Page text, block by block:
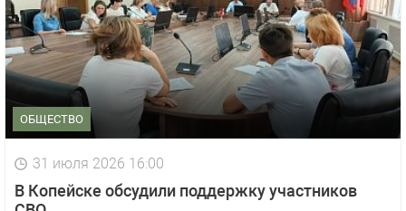
ОБЩЕСТВО
31 июля 2026 16:00
В Копейске обсудили поддержку участников